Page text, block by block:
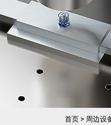
首页 > 周边设
定，
15kHz-
波焊接自动
01、电箱出
可长时间工